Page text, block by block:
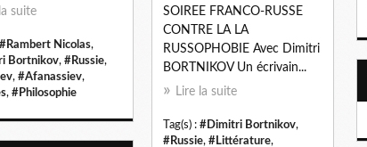
suite
#Rambert Nicolas,
Bortnikov, #Russie,
, #Afanassiev,
, #Philosophie
SOIREE FRANCO-RUSSE
CONTRE LA LA
RUSSOPHOBIE Avec Dimitri
BORTNIKOV Un écrivain...
Lire la suite
Tag(s) : #Dimitri Bortnikov,
#Russie, #Littérature,